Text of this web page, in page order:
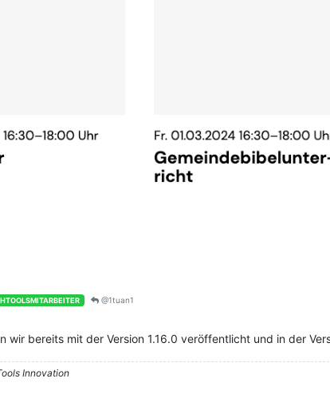
@1tuan1
wir bereits mit der Version 1.16.0 veröffentlicht und in der
Innovation